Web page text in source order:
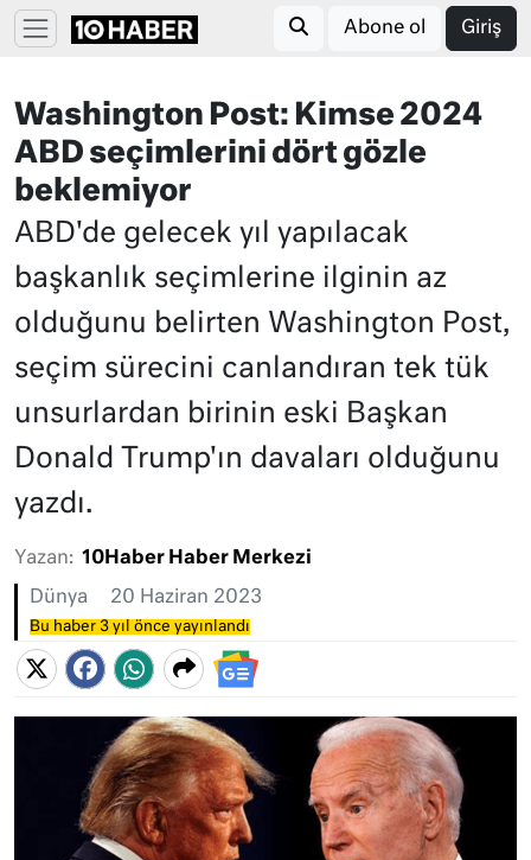
Abone ol Giriş
Washington Post: Kimse 2024
ABD seçimlerini dört gözle
beklemiyor
ABD'de gelecek yıl yapılacak
başkanlık seçimlerine ilginin az
olduğunu belirten Washington Post,
seçim sürecini canlandıran tek tük
unsurlardan birinin eski Başkan
Donald Trump'ın davaları olduğunu
yazdı.
Yazan: 10Haber Haber Merkezi
Dünya 20 Haziran 2023
Bu haber 3 yıl önce yayınlandı